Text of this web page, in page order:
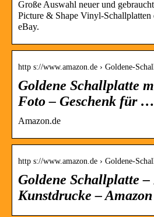
Große Auswahl neuer und
Picture & Shape Vinyl-Schallplatten
eBay.
http s://www.amazon.de › Goldene-
Goldene Schallplatte
Foto – Geschenk für …
Amazon.de
http s://www.amazon.de › Goldene-
Goldene Schallplatte
Kunstdrucke – Amazon